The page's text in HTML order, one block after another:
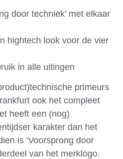
door techniek’ met elkaar
hightech look voor de vier
in alle uitingen
primeurs
ook het compleet
heeft een (nog)
karakter dan het
is ‘Voorsprong door
van het merklogo.